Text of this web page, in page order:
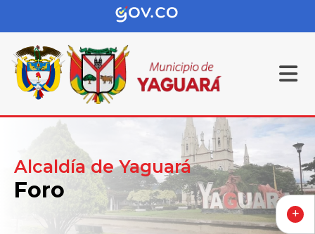
Alcaldía de Yaguará
Foro